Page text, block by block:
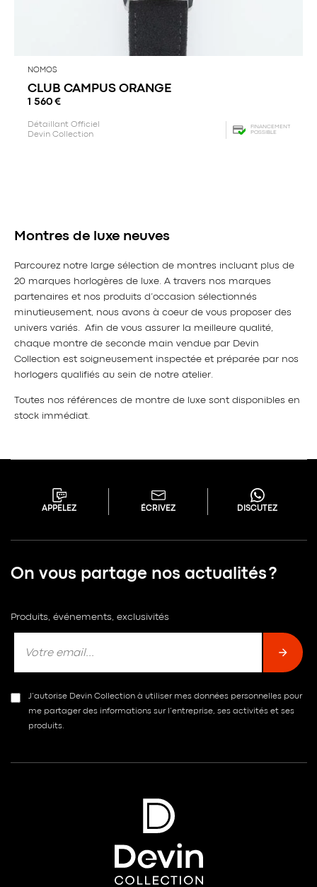
NOMOS
CLUB CAMPUS ORANGE
1 560 €
Détaillant Officiel
Devin Collection
FINANCEMENT
POSSIBLE
Montres de luxe neuves
Parcourez notre large sélection de montres incluant plus de
20 marques horlogères de luxe. A travers nos marques
partenaires et nos produits d’occasion sélectionnés
minutieusement, nous avons à coeur de vous proposer des
univers variés. Afin de vous assurer la meilleure qualité,
chaque montre de seconde main vendue par Devin
Collection est soigneusement inspectée et préparée par nos
horlogers qualifiés au sein de notre atelier.
Toutes nos références de montre de luxe sont disponibles en
stock immédiat.
APPELEZ ÉCRIVEZ DISCUTEZ
On vous partage nos actualités ?
Produits, événements, exclusivités
J’autorise Devin Collection à utiliser mes données personnelles pour
me partager des informations sur l’entreprise, ses activités et ses
produits.